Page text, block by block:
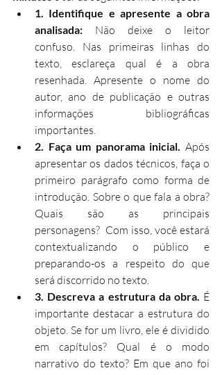
1. Identifique e apresente a obra
analisada: Não deixe o leitor
confuso. Nas primeiras linhas do
texto, esclareça qual é a obra
resenhada. Apresente o nome do
autor, ano de publicação e outras
informações bibliográficas
importantes.
2. Faça um panorama inicial. Após
apresentar os dados técnicos, faça o
primeiro parágrafo como forma de
introdução. Sobre o que fala a obra?
Quais são as principais
personagens?  Com isso, você estará
contextualizando o público e
preparando-os a respeito do que
será discorrido no texto.
3. Descreva a estrutura da obra. É
importante destacar a estrutura do
objeto. Se for um livro, ele é dividido
em capítulos? Qual é o modo
narrativo do texto? Em que ano foi